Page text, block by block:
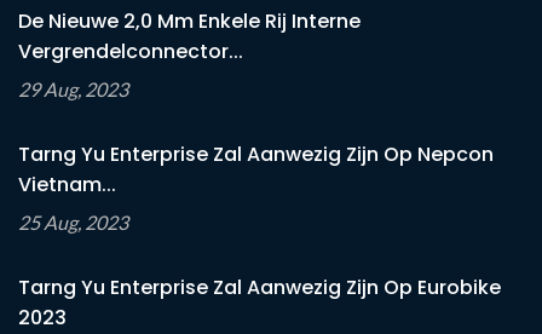
De Nieuwe 2,0 Mm Enkele Rij Interne
Vergrendelconnector...
29 Aug, 2023
Tarng Yu Enterprise Zal Aanwezig Zijn Op Nepcon
Vietnam...
25 Aug, 2023
Tarng Yu Enterprise Zal Aanwezig Zijn Op Eurobike
2023